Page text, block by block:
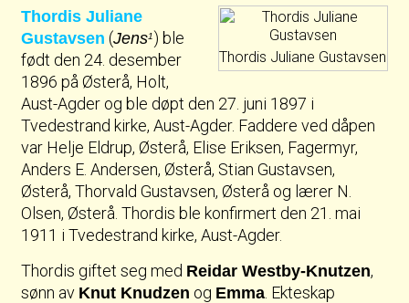
Thordis Juliane Gustavsen
Thordis Juliane
Gustavsen (Jens1) ble
født den 24. desember
1896 på Østerå, Holt,
Aust-Agder og ble døpt den 27. juni 1897 i
Tvedestrand kirke, Aust-Agder. Faddere ved dåpen
var Helje Eldrup, Østerå, Elise Eriksen, Fagermyr,
Anders E. Andersen, Østerå, Stian Gustavsen,
Østerå, Thorvald Gustavsen, Østerå og lærer N.
Olsen, Østerå. Thordis ble konfirmert den 21. mai
1911 i Tvedestrand kirke, Aust-Agder.
Thordis giftet seg med Reidar Westby-Knutzen,
sønn av Knut Knudzen og Emma . Ekteskap